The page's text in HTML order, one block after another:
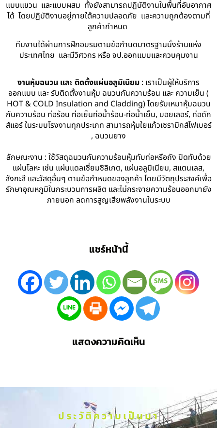
แบบแขวน และแบบผสม ทั้งยังสามารถปฏิบัติงานในพื้นที่อับอากาศ
ได้ โดยปฏิบัติงานอยู่ภายใต้ความปลอดภัย และความถูกต้องตามที่
ลูกค้ากำหนด
ทีมงานได้ผ่านการฝึกอบรมตามข้อกำนดมาตรฐานนั่งร้านแห่ง
ประเทศไทย และมีวิศวกร หรือ จป.ออกแบบและควบคุมงาน
งานหุ้มฉนวน และ ติดตั้งแผ่นอลูมิเนียม : เราเป็นผู้ให้บริการ
ออกแบบ และ รับติดตั้งงานหุ้ม ฉนวนกันความร้อน และ ความเย็น (
HOT & COLD Insulation and Cladding) โดยรับเหมาหุ้มฉนวน
กันความร้อน ท่อร้อน ท่อเย็นท่อน้ำร้อน-ท่อน้ำเย็น, บอยเลอร์, ท่อดัก
ส์แอร์ ในระบบโรงงานทุกประเภท สามารถหุ้มใยแก้วเซรามิกส์ไฟเบอร์
, ฉนวนยาง
ลักษณะงาน : ใช้วัสดุฉนวนกันความร้อนหุ้มทับท่อหรือถัง ปิดทับด้วย
แผ่นโลหะ เช่น แผ่นแดลเซี่ยมซิลิเกต, แผ่นอลูมิเนียม, สแตนเลส,
สังกะสี และวัสดุอื่นๆ ตามข้อกำหนดของลูกค้า โดยมีวัตถุประสงค์เพื่อ
รักษาอุณหภูมิในกระบวนการผลิต และไม่กระจายความร้อนออกมายัง
ภายนอก ลดการสูญเสียพลังงานในระบบ
แชร์หน้านี้
แสดงความคิดเห็น
ประวัติความเป็นมา